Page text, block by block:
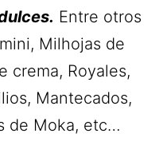
Entre otros
Milhojas de
crema, Royales,
Mantecados,
de Moka, etc…